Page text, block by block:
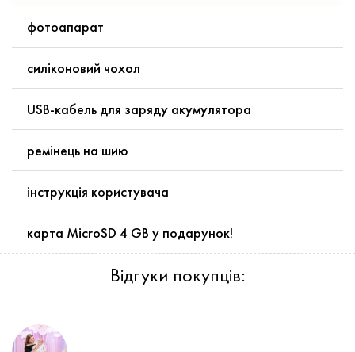
фотоапарат
силіконовий чохол
USB-кабель для заряду акумулятора
ремінець на шию
інструкція користувача
карта MicroSD 4 GB у подарунок!
Відгуки покупців: